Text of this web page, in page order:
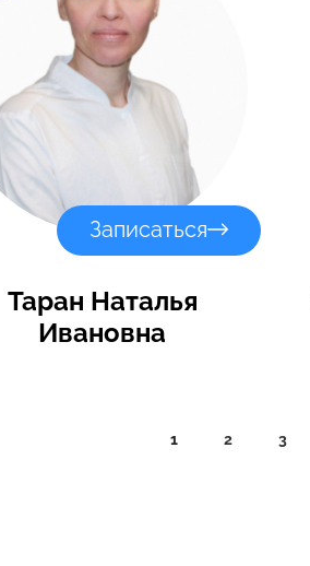
Записаться
Таран Наталья
Ивановна
1 2 3